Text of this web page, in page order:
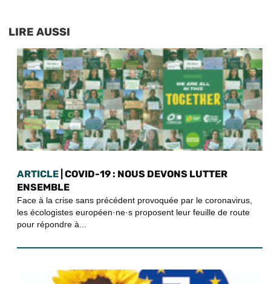
LIRE AUSSI
ARTICLE | COVID-19 : NOUS DEVONS LUTTER
ENSEMBLE
Face à la crise sans précédent provoquée par le coronavirus,
les écologistes européen·ne·s proposent leur feuille de route
pour répondre à...